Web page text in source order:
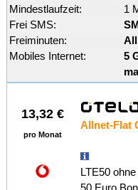
Mindestlaufzeit:
1
Frei SMS:
Freiminuten:
Mobiles Internet:
5
13,32 €
pro Monat
Allnet-Flat
LTE50
50 Euro